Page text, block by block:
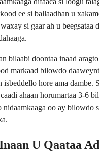
ee si ballaadhan u
si gaar ah u beegsataa
bilaabi doontaa inaad
markaad bilowdo
isbeddello hore ama dambe.
ahaan horumartaa 3-6
nidaamkaaga oo ay bilowdo
U Qaataa